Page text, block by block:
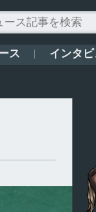
ス インタ